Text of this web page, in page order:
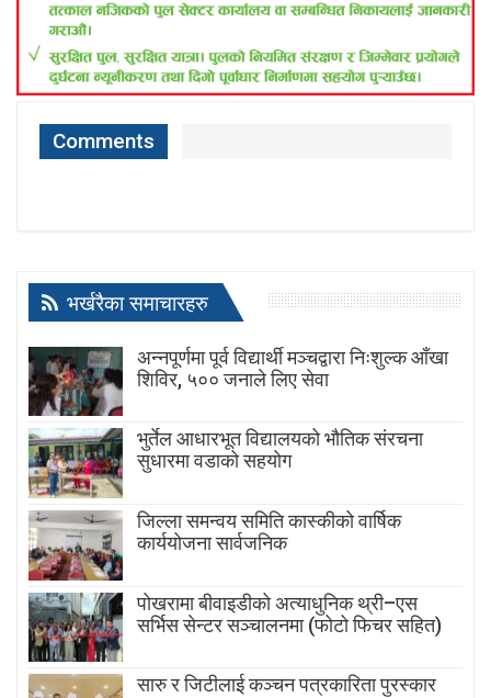
Comments
भर्खरैका समाचारहरु
अन्नपूर्णमा पूर्व विद्यार्थी मञ्चद्वारा निःशुल्क आँखा
शिविर, ५०० जनाले लिए सेवा
भुर्तेल आधारभूत विद्यालयको भौतिक संरचना
सुधारमा वडाको सहयोग
जिल्ला समन्वय समिति कास्कीको वार्षिक
कार्ययोजना सार्वजनिक
पोखरामा बीवाइडीको अत्याधुनिक थ्री–एस
सर्भिस सेन्टर सञ्चालनमा (फोटो फिचर सहित)
सारु र जिटीलाई कञ्चन पत्रकारिता पुरस्कार